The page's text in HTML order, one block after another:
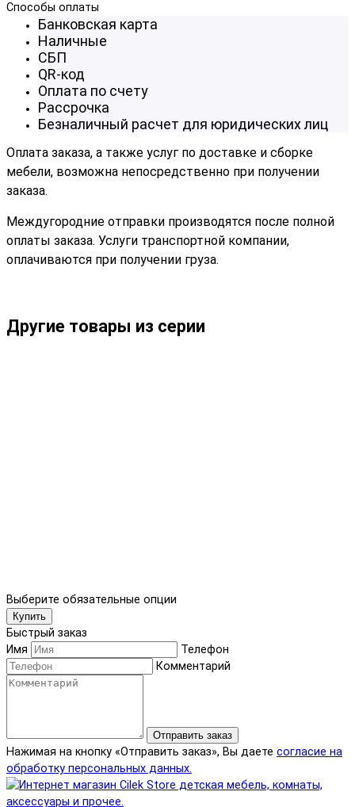
Способы оплаты
Банковская карта
Наличные
СБП
QR-код
Оплата по счету
Рассрочка
Безналичный расчет для юридических лиц
Оплата заказа, а также услуг по доставке и сборке
мебели, возможна непосредственно при получении
заказа.
Междугородние отправки производятся после полной
оплаты заказа. Услуги транспортной компании,
оплачиваются при получении груза.
Другие товары из серии
Выберите обязательные опции
Купить
Быстрый заказ
Имя
Телефон
Комментарий
Отправить заказ
Нажимая на кнопку «Отправить заказ», Вы даете согласие на
обработку персональных данных.